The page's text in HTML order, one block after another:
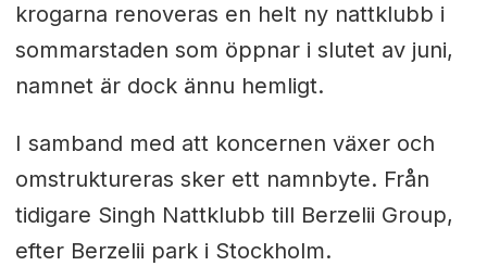
krogarna renoveras en helt ny nattklubb i
sommarstaden som öppnar i slutet av juni,
namnet är dock ännu hemligt.
I samband med att koncernen växer och
omstruktureras sker ett namnbyte. Från
tidigare Singh Nattklubb till Berzelii Group,
efter Berzelii park i Stockholm.